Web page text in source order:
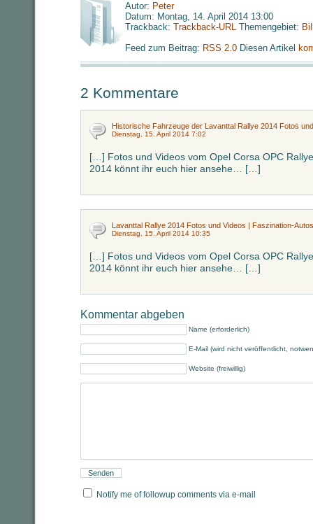
Autor: Peter
Datum: Montag, 14. April 2014 13:00
Trackback: Trackback-URL Themengebiet:
Feed zum Beitrag: RSS 2.0 Diesen Artikel
2 Kommentare
Historische Fahrzeuge der Lavanttal Rallye 2014 Fotos
Dienstag, 15. April 2014 7:02
[…] Fotos und Videos vom Opel Corsa OPC
2014 könnt ihr euch hier ansehe… […]
Lavanttal Rallye 2014 Fotos und Videos | Faszination-Autos
Dienstag, 15. April 2014 10:35
[…] Fotos und Videos vom Opel Corsa OPC
2014 könnt ihr euch hier ansehe… […]
Kommentar abgeben
Name (erforderlich)
E-Mail (wird nicht veröffentlicht,
Website (freiwillig)
Notify me of followup comments via e-mail